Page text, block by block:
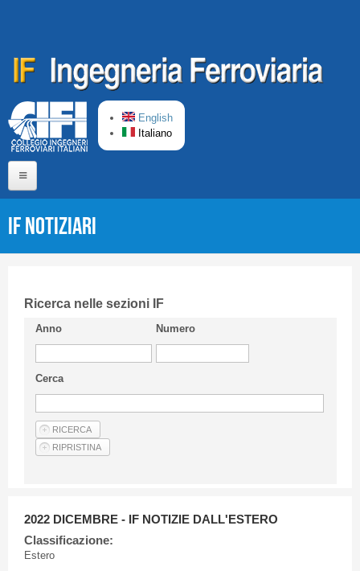
English
Italiano
CIFI in breve
Linee Guida
Privacy Policy
Articoli
IF Notiziari
Ricerca nelle sezioni IF
Anno Numero
Cerca
2022 DICEMBRE - IF NOTIZIE DALL'ESTERO
Classificazione:
Estero